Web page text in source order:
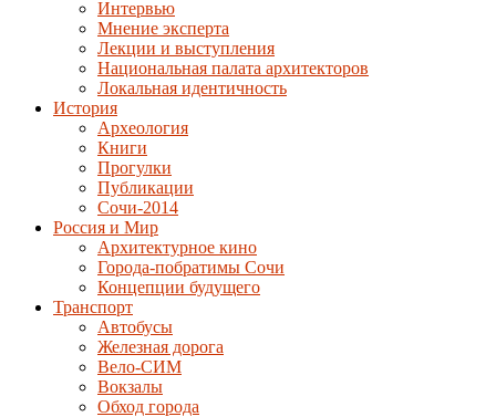
Интервью
Мнение эксперта
Лекции и выступления
Национальная палата архитекторов
Локальная идентичность
История
Археология
Книги
Прогулки
Публикации
Сочи-2014
Россия и Мир
Архитектурное кино
Города-побратимы Сочи
Концепции будущего
Транспорт
Автобусы
Железная дорога
Вело-СИМ
Вокзалы
Обход города